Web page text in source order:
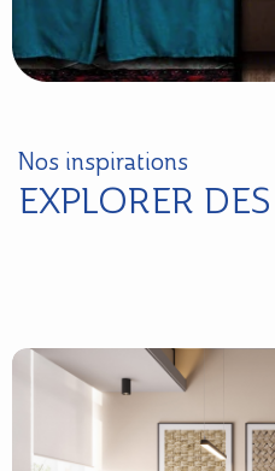
Nos inspirations
EXPLORER